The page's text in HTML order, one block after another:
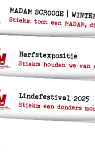
MADAM SCROOGE |
Stiekm toch een MADAM,
Herfstexpositie
Stiekm houden we
Lindefestival 2025
Stiekm een donders